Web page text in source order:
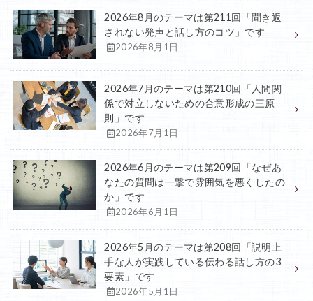
2026年8月のテーマは第211回「聞き返
されない発声と話し方のコツ」です
2026年8月1日
2026年7月のテーマは第210回「人間関
係で対立しないための合意形成の三原
則」です
2026年7月1日
2026年6月のテーマは第209回「なぜあ
なたの質問は一撃で雰囲気を悪くしたの
か」です
2026年6月1日
2026年5月のテーマは第208回「説明上
手な人が実践している伝わる話し方の3
要素」です
2026年5月1日